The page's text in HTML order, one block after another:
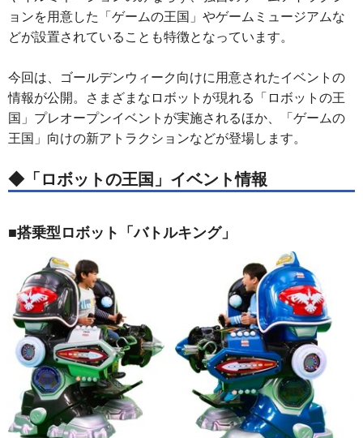
ョンを用意した「ゲームの王国」やゲームミュージアムな
どが設置されていることも特徴となっています。
今回は、ゴールデンウィーク向けに用意されたイベントの
情報が公開。さまざまなロボットが現れる「ロボットの王
国」プレオープンイベントが実施されるほか、「ゲームの
王国」向けの新アトラクションなどが登場します。
◆「ロボットの王国」イベント情報
■搭乗型ロボット「バトルキング」